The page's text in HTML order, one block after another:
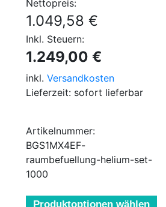
Nettopreis:
1.049,58 €
Inkl. Steuern:
1.249,00 €
inkl. Versandkosten
Lieferzeit: sofort lieferbar
Artikelnummer:
BGS1MX4EF-
raumbefuellung-helium-set-
1000
Produktoptionen wählen